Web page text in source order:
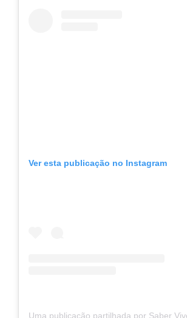
Ver esta publicação no Instagram